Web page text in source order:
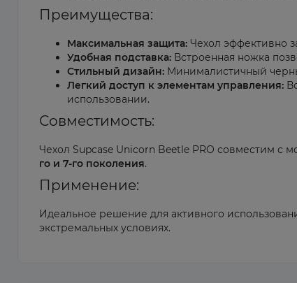
Преимущества:
Максимальная защита: Чехол эффективно
Удобная подставка: Встроенная ножка
Стильный дизайн: Минималистичный
Легкий доступ к элементам управления:
использовании.
Совместимость:
Чехол Supcase Unicorn Beetle PRO совместим с
го и 7-го поколения.
Применение:
Идеальное решение для активного
экстремальных условиях.